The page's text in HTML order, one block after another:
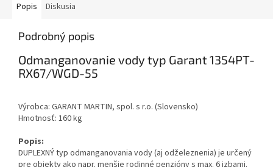
Popis Diskusia
Podrobný popis
Odmanganovanie vody typ Garant 1354PT-
RX67/WGD-55
Výrobca: GARANT MARTIN, spol. s r.o. (Slovensko)
Hmotnosť: 160 kg
Popis:
DUPLEXNÝ typ odmanganovania vody (aj odželeznenia) je určený
pre objekty ako napr. menšie rodinné penzióny s max. 6 izbami.